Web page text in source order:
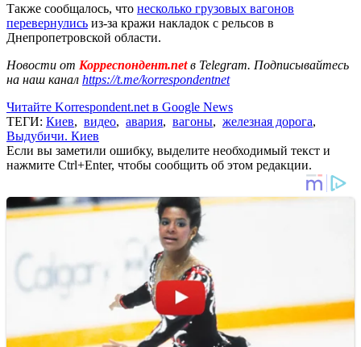
Также сообщалось, что несколько грузовых вагонов
перевернулись из-за кражи накладок с рельсов в
Днепропетровской области.
Новости от Корреспондент.netв Telegram. Подписывайтесь
на наш канал https://t.me/korrespondentnet
Читайте Korrespondent.net в Google News
ТЕГИ: Киев, видео, авария, вагоны, железная дорога,
Выдубичи. Киев
Если вы заметили ошибку, выделите необходимый текст и
нажмите Ctrl+Enter, чтобы сообщить об этом редакции.